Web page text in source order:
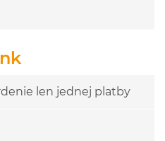
len jednej platby